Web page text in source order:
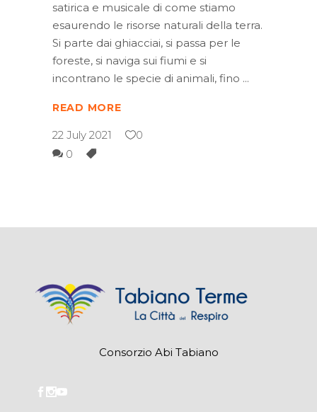
satirica e musicale di come stiamo
esaurendo le risorse naturali della terra.
Si parte dai ghiacciai, si passa per le
foreste, si naviga sui fiumi e si
incontrano le specie di animali, fino
READ MORE
22 July 2021
0
0
Consorzio Abi Tabiano